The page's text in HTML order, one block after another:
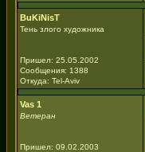
BuKiNisT
Тень злого художника
Пришел: 25.05.2002
Сообщения: 1388
Откуда: Tel-Aviv
Vas 1
Ветеран
Пришел: 09.02.2003